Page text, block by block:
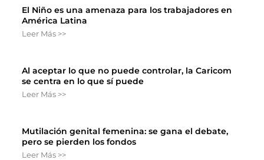
El Niño es una amenaza para los trabajadores en
América Latina
Leer Más >>
Al aceptar lo que no puede controlar, la Caricom
se centra en lo que sí puede
Leer Más >>
Mutilación genital femenina: se gana el debate,
pero se pierden los fondos
Leer Más >>